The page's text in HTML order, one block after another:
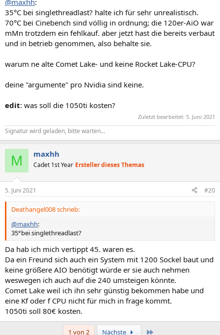
35°C bei singlethreadlast? halte ich für sehr unrealistisch.
70°C bei Cinebench sind völlig in ordnung; die 120er-AiO war
mMn trotzdem ein fehlkauf. aber jetzt hast die bereits verbaut
und in betrieb genommen, also behalte sie.
warum ne alte Comet Lake- und keine Rocket Lake-CPU?
deine "argumente" pro Nvidia sind keine.
edit: was soll die 1050ti kosten?
Zuletzt bearbeitet: 5. Juni 2021
Signatur wird geladen, bitte warten...
M maxhh
Cadet 1st Year Ersteller dieses Themas
5. Juni 2021 #20
Deathangel008 schrieb:
@maxhh:
35°bei singlethreadlast?
Da hab ich mich vertippt 45. waren es.
Da ein Freund sich auch ein System mit 1200 Sockel baut und
keine größere AIO benötigt würde er sie auch nehmen
weswegen ich auch auf die 240 umsteigen könnte.
Comet Lake weil ich ihn sehr günstig bekommen habe und
eine Kf oder f CPU nicht für mich in frage kommt.
1050ti soll 80€ kosten.
1 von 2 Nächste